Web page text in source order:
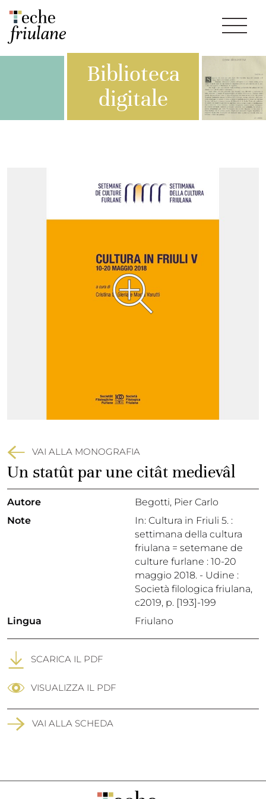
Biblioteca
digitale
VAI ALLA MONOGRAFIA
Un statût par une citât medievâl
Autore
Begotti, Pier Carlo
Note
In: Cultura in Friuli 5. :
settimana della cultura
friulana = setemane de
culture furlane : 10-20
maggio 2018. - Udine :
Società filologica friulana,
c2019, p. [193]-199
Lingua
Friulano
SCARICA IL PDF
VISUALIZZA IL PDF
VAI ALLA SCHEDA